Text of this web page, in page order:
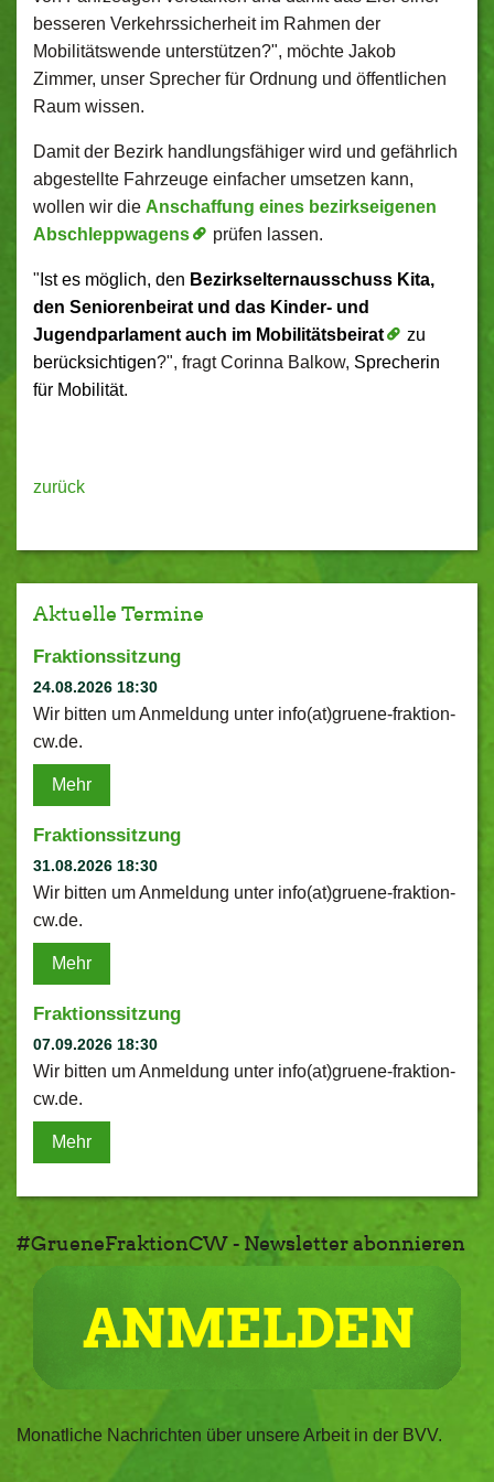
besseren Verkehrssicherheit im Rahmen der
Mobilitätswende unterstützen?", möchte Jakob
Zimmer, unser Sprecher für Ordnung und öffentlichen
Raum wissen.
Damit der Bezirk handlungsfähiger wird und gefährlich
abgestellte Fahrzeuge einfacher umsetzen kann,
wollen wir die Anschaffung eines bezirkseigenen
Abschleppwagens
prüfen lassen.
" Ist es möglich, den Bezirkselternausschuss Kita,
den Seniorenbeirat und das Kinder- und
Jugendparlament auch im Mobilitätsbeirat
zu
berücksichtigen?", fragt Corinna Balkow, Sprecherin
für Mobilität.
zurück
Aktuelle Termine
Fraktionssitzung
24.08.2026 18:30
Wir bitten um Anmeldung unter info(at)gruene-fraktion-
cw.de.
Mehr
Fraktionssitzung
31.08.2026 18:30
Wir bitten um Anmeldung unter info(at)gruene-fraktion-
cw.de.
Mehr
Fraktionssitzung
07.09.2026 18:30
Wir bitten um Anmeldung unter info(at)gruene-fraktion-
cw.de.
Mehr
#GrueneFraktionCW - Newsletter abonnieren
Monatliche Nachrichten über unsere Arbeit in der BVV.